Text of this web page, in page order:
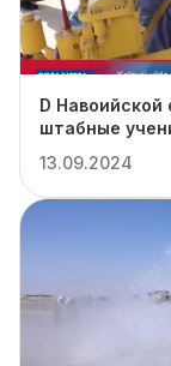
D
штабные
13.09.2024